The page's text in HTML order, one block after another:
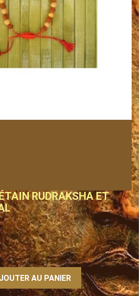
RUDRAKSHA ET
AU PANIER